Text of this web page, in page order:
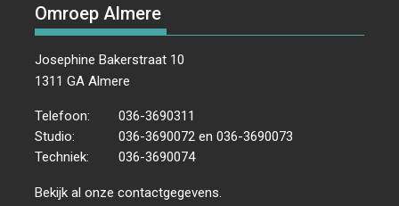
Omroep Almere
Josephine Bakerstraat 10
1311 GA Almere
Telefoon:
036-3690311
Studio:
036-3690072 en 036-3690073
Techniek:
036-3690074
Bekijk al onzecontactgegevens